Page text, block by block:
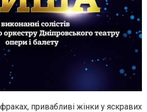
фраках, привабливі жінки у яскравих